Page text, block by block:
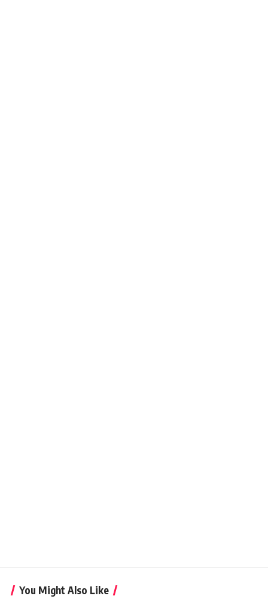
You Might Also Like